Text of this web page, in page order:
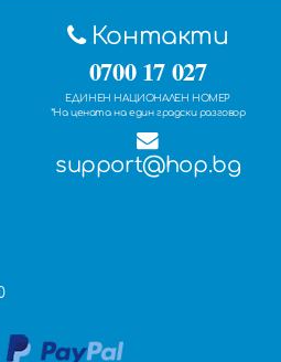
Контакти
0700 17 027
ЕДИНЕН НАЦИОНАЛЕН НОМЕР
*На цената на един градски разговор
support@hop.bg